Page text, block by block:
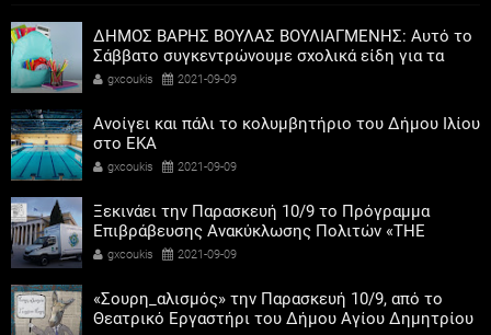
ΔΗΜΟΣ ΒΑΡΗΣ ΒΟΥΛΑΣ ΒΟΥΛΙΑΓΜΕΝΗΣ: Αυτό το
Σάββατο συγκεντρώνουμε σχολικά είδη για τα
παιδιά που έχουν ανάγκη
gxcoukis 2021-09-09
Ανοίγει και πάλι το κολυμβητήριο του Δήμου Ιλίου
στο ΕΚΑ
gxcoukis 2021-09-09
Ξεκινάει την Παρασκευή 10/9 το Πρόγραμμα
Επιβράβευσης Ανακύκλωσης Πολιτών «THE
GREEN CITY» στο Δήμο Διονύσου
gxcoukis 2021-09-09
«Σουρη_αλισμός» την Παρασκευή 10/9, από το
Θεατρικό Εργαστήρι του Δήμου Αγίου Δημητρίου